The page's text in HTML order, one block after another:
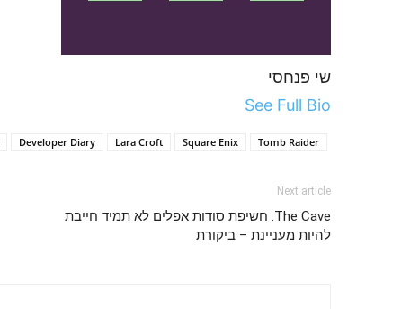
שי פנחסי
See Full Bio
Developer Diary Lara Croft Square Enix Tomb Raider
Next article
The Cave: חשיפת סודות אפלים לא תמיד חייבת
להיות מעניינת – ביקורת